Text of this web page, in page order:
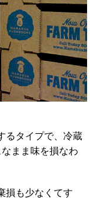
るタイプで、冷蔵
まま味を損なわ
損も少なくてす